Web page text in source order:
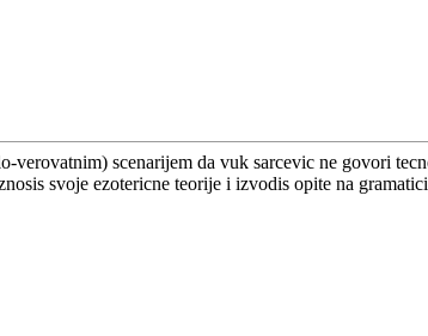
scenarijem da vuk sarcevic ne govori
svoje ezotericne teorije i izvodis opite na